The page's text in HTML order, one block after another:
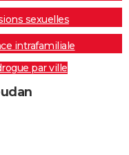
sexuelles
intrafamiliale
par ville